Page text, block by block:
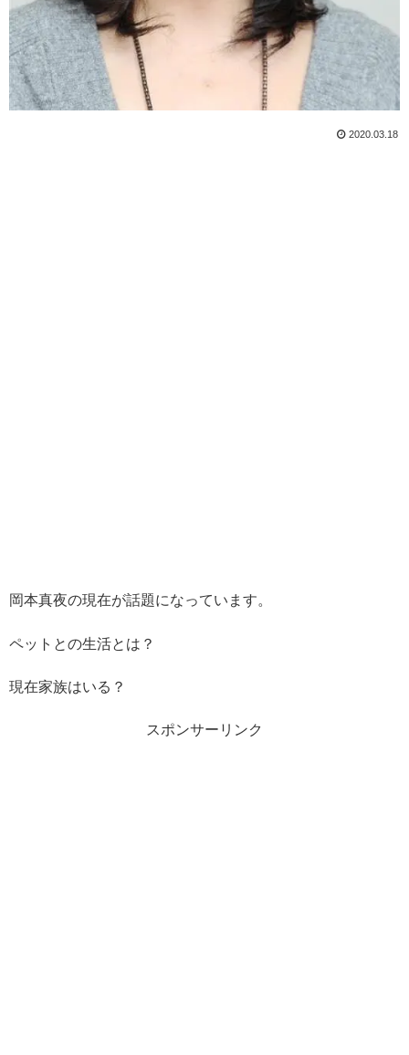
2020.03.18
岡本真夜の現在が話題になっています。
ペットとの生活とは？
現在家族はいる？
スポンサーリンク